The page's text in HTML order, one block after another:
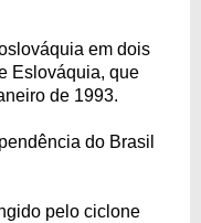
em dois
Eslováquia, que
de 1993.
do Brasil
pelo ciclone